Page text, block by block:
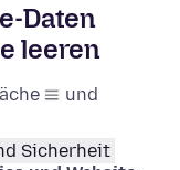
Daten
leeren
und
Sicherheit